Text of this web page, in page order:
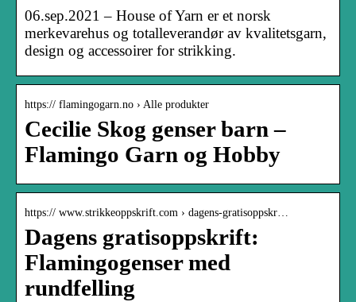
06.sep.2021 – House of Yarn er et norsk
merkevarehus og totalleverandør av kvalitetsgarn,
design og accessoirer for strikking.
https:// flamingogarn.no › Alle produkter
Cecilie Skog genser barn –
Flamingo Garn og Hobby
https:// www.strikkeoppskrift.com › dagens-gratisoppskr…
Dagens gratisoppskrift:
Flamingogenser med
rundfelling